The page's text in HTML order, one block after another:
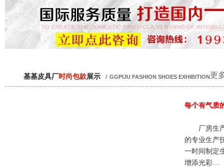
更
基基皮具厂时尚包款展示 / GGPIJU FASHION SHOES EXHIBITION
每个有气质
厂房生
的专业生产
一时间制定
增添光彩…